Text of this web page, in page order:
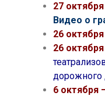
27
Видео о
26
26
дорожного
6 октября